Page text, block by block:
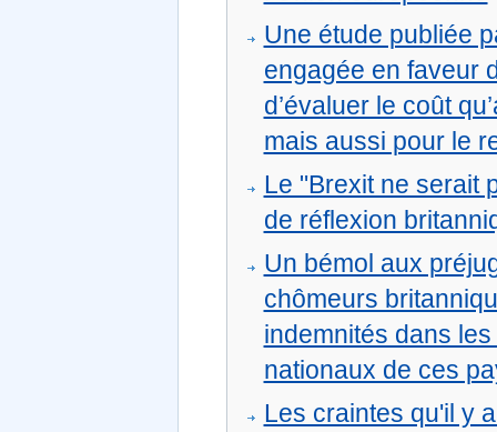
Une étude publiée
engagée en faveur
d’évaluer le coût
mais aussi pour le
Le "Brexit ne serait
de réflexion
Un bémol aux
chômeurs
indemnités dans
nationaux de ces
Les craintes qu'il y